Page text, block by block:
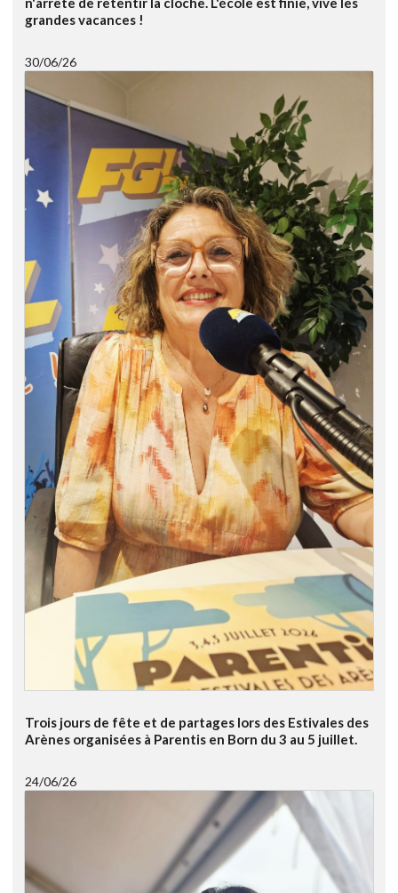
grandes vacances !
30/06/26
Trois jours de fête et de partages lors des Estivales des
Arènes organisées à Parentis en Born du 3 au 5 juillet.
24/06/26